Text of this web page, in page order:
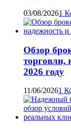
03/08/20261
Обзор
торговли,
2026 году
11/06/20261